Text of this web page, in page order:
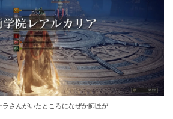
ラさんがいたところになぜか師匠が